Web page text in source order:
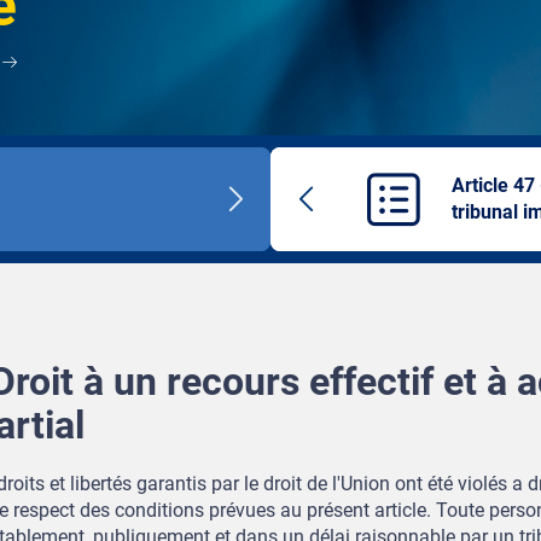
Previous
Article 47
tribunal
à un recours effectif et à
et libertés garantis par le droit de l'Union ont été violés a
respect des conditions prévues au présent article. Toute